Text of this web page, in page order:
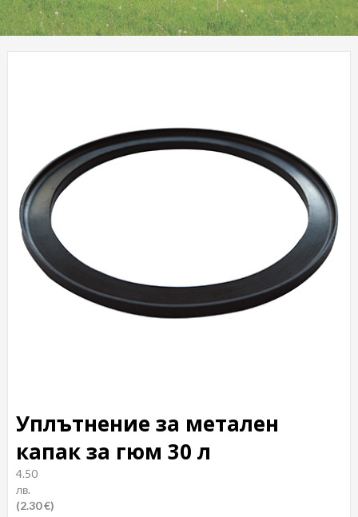
Уплътнение за метален
капак за гюм 30 л
4.50
лв.
(2.30 €)